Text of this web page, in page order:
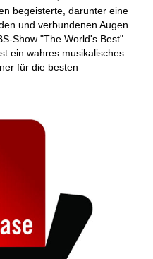
begeisterte, darunter eine
und verbundenen Augen.
Show "The World's Best"
ein wahres musikalisches
für die besten